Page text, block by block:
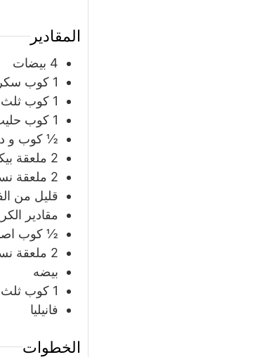
المقادير
4 بيضات
1 كوب
1 كوب
1 كوب
½ كوب و
2 ملعقة
2 ملعقة
قليل من
مقادير
½ كوب
2 ملعقة
بيضه
1 كوب
فانيليا
الخطوات